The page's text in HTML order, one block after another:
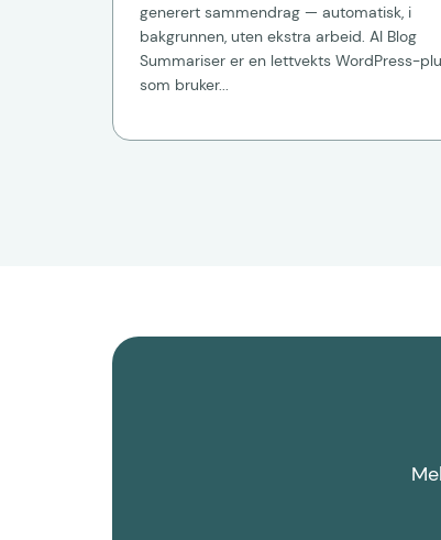
generert sammendrag — automatisk, i
bakgrunnen, uten ekstra arbeid. AI Blog
Summariser er en lettvekts WordPress-
som bruker...